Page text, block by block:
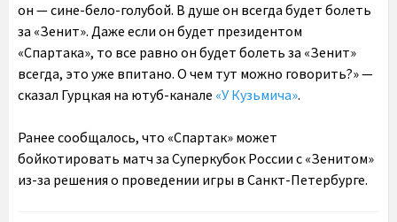
он — сине-бело-голубой. В душе он всегда будет болеть
за «Зенит». Даже если он будет президентом
«Спартака», то все равно он будет болеть за «Зенит»
всегда, это уже впитано. О чем тут можно говорить?» —
сказал Гурцкая на ютуб-канале «У Кузьмича».
Ранее сообщалось, что «Спартак» может
бойкотировать матч за Суперкубок России с «Зенитом»
из-за решения о проведении игры в Санкт-Петербурге.